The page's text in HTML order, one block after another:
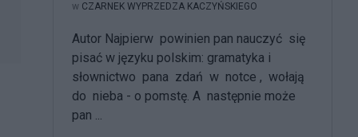
w CZARNEK WYPRZEDZA KACZYŃSKIEGO
Autor Najpierw powinien pan nauczyć się
pisać w języku polskim: gramatyka i
słownictwo pana zdań w notce , wołają
do nieba - o pomstę. A następnie może
pan ...